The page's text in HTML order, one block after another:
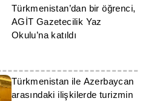
Türkmenistan’dan bir öğrenci,
AGİT Gazetecilik Yaz
Okulu’na katıldı
Türkmenistan ile Azerbaycan
arasındaki ilişkilerde turizmin